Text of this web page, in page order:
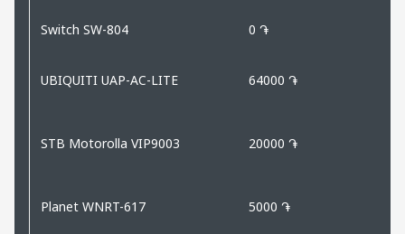
Switch SW-804 0 ֏
UBIQUITI UAP-AC-LITE 64000 ֏
STB Motorolla VIP9003 20000 ֏
Planet WNRT-617 5000 ֏